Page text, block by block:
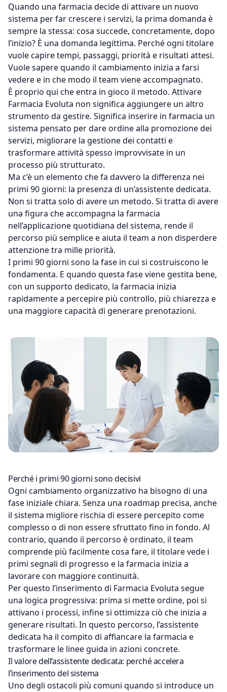
Quando una farmacia decide di attivare un nuovo
sistema per far crescere i servizi, la prima domanda è
sempre la stessa: cosa succede, concretamente, dopo
l’inizio? È una domanda legittima. Perché ogni titolare
vuole capire tempi, passaggi, priorità e risultati attesi.
Vuole sapere quando il cambiamento inizia a farsi
vedere e in che modo il team viene accompagnato.
È proprio qui che entra in gioco il metodo. Attivare
Farmacia Evoluta non significa aggiungere un altro
strumento da gestire. Significa inserire in farmacia un
sistema pensato per dare ordine alla promozione dei
servizi, migliorare la gestione dei contatti e
trasformare attività spesso improvvisate in un
processo più strutturato.
Ma c’è un elemento che fa davvero la differenza nei
primi 90 giorni: la presenza di un’assistente dedicata.
Non si tratta solo di avere un metodo. Si tratta di avere
una figura che accompagna la farmacia
nell’applicazione quotidiana del sistema, rende il
percorso più semplice e aiuta il team a non disperdere
attenzione tra mille priorità.
I primi 90 giorni sono la fase in cui si costruiscono le
fondamenta. E quando questa fase viene gestita bene,
con un supporto dedicato, la farmacia inizia
rapidamente a percepire più controllo, più chiarezza e
una maggiore capacità di generare prenotazioni.
Perché i primi 90 giorni sono decisivi
Ogni cambiamento organizzativo ha bisogno di una
fase iniziale chiara. Senza una roadmap precisa, anche
il sistema migliore rischia di essere percepito come
complesso o di non essere sfruttato fino in fondo. Al
contrario, quando il percorso è ordinato, il team
comprende più facilmente cosa fare, il titolare vede i
primi segnali di progresso e la farmacia inizia a
lavorare con maggiore continuità.
Per questo l’inserimento di Farmacia Evoluta segue
una logica progressiva: prima si mette ordine, poi si
attivano i processi, infine si ottimizza ciò che inizia a
generare risultati. In questo percorso, l’assistente
dedicata ha il compito di affiancare la farmacia e
trasformare le linee guida in azioni concrete.
Il valore dell’assistente dedicata: perché accelera
l’inserimento del sistema
Uno degli ostacoli più comuni quando si introduce un